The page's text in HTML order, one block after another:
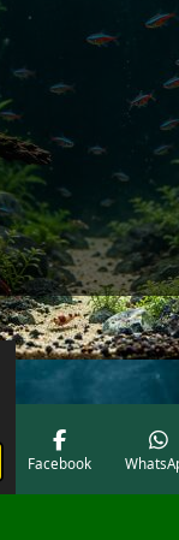
Facebook